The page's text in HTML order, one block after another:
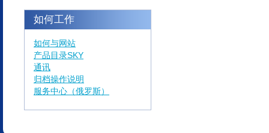
如何工作
如何与网站
产品目录SKY
通讯
归档操作说明
服务中心（俄罗斯）